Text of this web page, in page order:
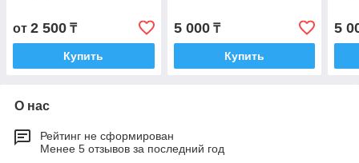
от 2 500 ₸
Купить
5 000₸
Купить
5
О нас
Рейтинг не сформирован
Менее 5 отзывов за последний год